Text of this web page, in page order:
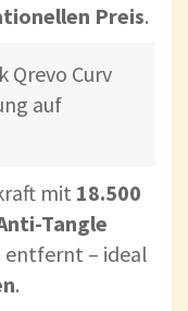
Preis.
Qrevo Curv
auf
mit 18.500
Tangle
– ideal
.